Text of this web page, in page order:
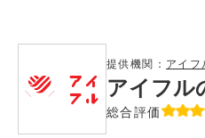
提供機関： アイフ
アイフル
総合評価